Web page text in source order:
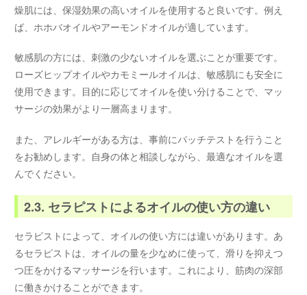
燥肌には、保湿効果の高いオイルを使用すると良いです。例え
ば、ホホバオイルやアーモンドオイルが適しています。
敏感肌の方には、刺激の少ないオイルを選ぶことが重要です。
ローズヒップオイルやカモミールオイルは、敏感肌にも安全に
使用できます。目的に応じてオイルを使い分けることで、マッ
サージの効果がより一層高まります。
また、アレルギーがある方は、事前にパッチテストを行うこと
をお勧めします。自身の体と相談しながら、最適なオイルを選
んでください。
2.3. セラピストによるオイルの使い方の違い
セラピストによって、オイルの使い方には違いがあります。あ
るセラピストは、オイルの量を少なめに使って、滑りを抑えつ
つ圧をかけるマッサージを行います。これにより、筋肉の深部
に働きかけることができます。